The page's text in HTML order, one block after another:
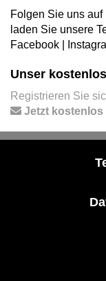
Folgen Sie uns
laden Sie unsere
Facebook
Unser
Registrieren Sie
Jetzt kostenlos